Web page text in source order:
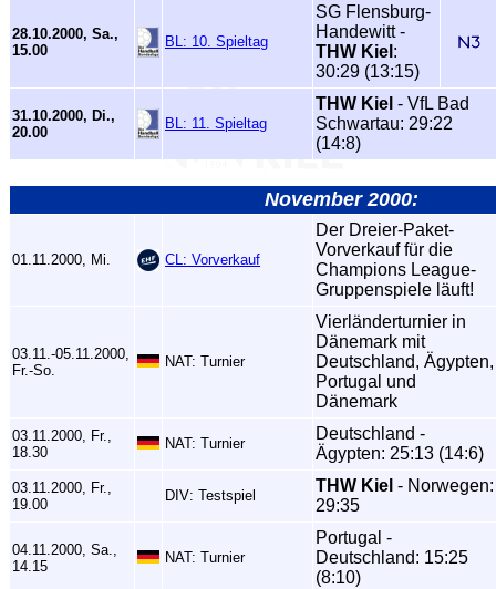
28.10.2000, Sa.,
15.00
BL: 10. Spieltag
SG Flensburg-
Handewitt -
THW Kiel :
30:29 (13:15)
31.10.2000, Di.,
20.00
BL: 11. Spieltag
THW Kiel - VfL Bad
Schwartau: 29:22
(14:8)
November 2000:
01.11.2000, Mi. CL: Vorverkauf
Der Dreier-Paket-
Vorverkauf für die
Champions League-
Gruppenspiele läuft!
03.11.-05.11.2000,
Fr.-So.
NAT: Turnier
Vierländerturnier in
Dänemark mit
Deutschland, Ägypten,
Portugal und
Dänemark
03.11.2000, Fr.,
18.30
NAT: Turnier
Deutschland -
Ägypten: 25:13 (14:6)
03.11.2000, Fr.,
19.00
DIV: Testspiel
THW Kiel - Norwegen:
29:35
04.11.2000, Sa.,
14.15
NAT: Turnier
Portugal -
Deutschland: 15:25
(8:10)